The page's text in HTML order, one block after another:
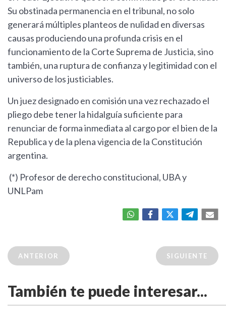
Su obstinada permanencia en el tribunal, no solo
generará múltiples planteos de nulidad en diversas
causas produciendo una profunda crisis en el
funcionamiento de la Corte Suprema de Justicia, sino
también, una ruptura de confianza y legitimidad con el
universo de los justiciables.
Un juez designado en comisión una vez rechazado el
pliego debe tener la hidalguía suficiente para
renunciar de forma inmediata al cargo por el bien de la
Republica y de la plena vigencia de la Constitución
argentina.
(*) Profesor de derecho constitucional, UBA y
UNLPam
ANTERIOR SIGUIENTE
También te puede interesar...